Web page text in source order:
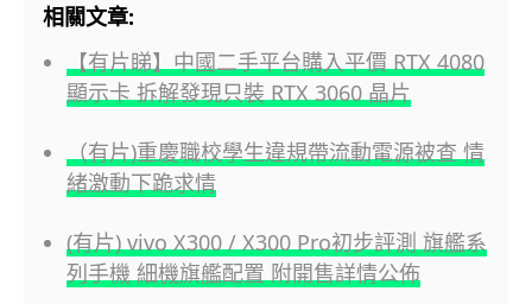
相關文章:
【有片睇】中國二手平台購入平價 RTX 4080
顯示卡 拆解發現只裝 RTX 3060 晶片
（有片)重慶職校學生違規帶流動電源被查 情
緒激動下跪求情
(有片) vivo X300 / X300 Pro初步評測 旗艦系
列手機 細機旗艦配置 附開售詳情公佈